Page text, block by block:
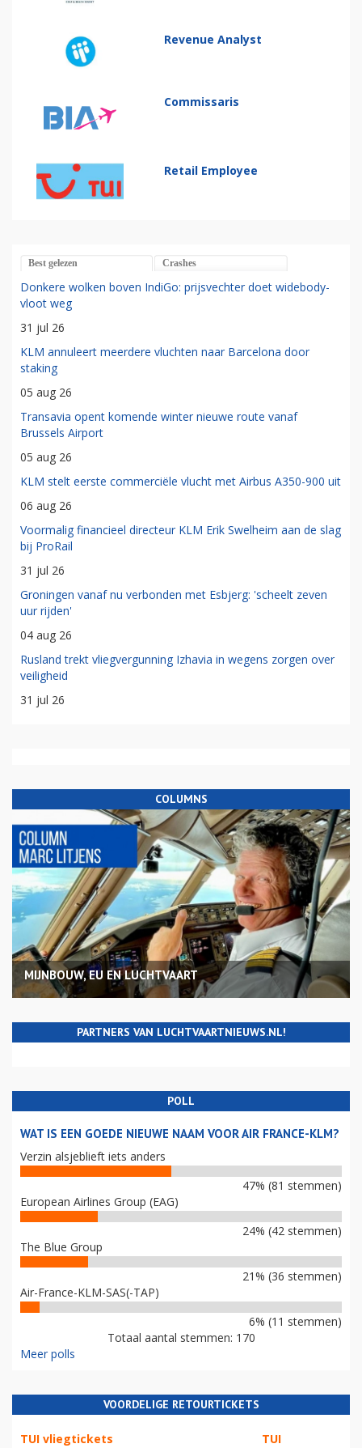
Revenue Analyst
Commissaris
Retail Employee
Best gelezen Crashes
Donkere wolken boven IndiGo: prijsvechter doet widebody-
vloot weg
31 jul 26
KLM annuleert meerdere vluchten naar Barcelona door
staking
05 aug 26
Transavia opent komende winter nieuwe route vanaf
Brussels Airport
05 aug 26
KLM stelt eerste commerciële vlucht met Airbus A350-900 uit
06 aug 26
Voormalig financieel directeur KLM Erik Swelheim aan de slag
bij ProRail
31 jul 26
Groningen vanaf nu verbonden met Esbjerg: 'scheelt zeven
uur rijden'
04 aug 26
Rusland trekt vliegvergunning Izhavia in wegens zorgen over
veiligheid
31 jul 26
COLUMNS
MIJNBOUW, EU EN LUCHTVAART
PARTNERS VAN LUCHTVAARTNIEUWS.NL!
POLL
WAT IS EEN GOEDE NIEUWE NAAM VOOR AIR FRANCE-KLM?
Verzin alsjeblieft iets anders
47% (81 stemmen)
European Airlines Group (EAG)
24% (42 stemmen)
The Blue Group
21% (36 stemmen)
Air-France-KLM-SAS(-TAP)
6% (11 stemmen)
Totaal aantal stemmen: 170
Meer polls
VOORDELIGE RETOURTICKETS
TUI vliegtickets TUI